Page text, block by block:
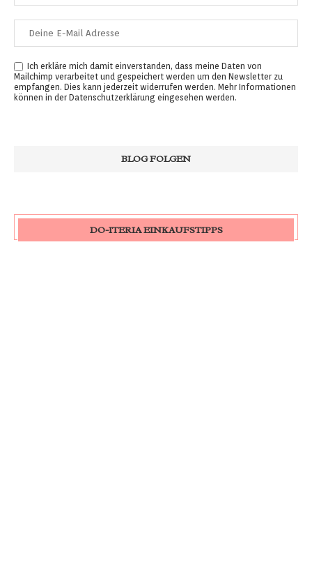
Ich erkläre mich damit einverstanden, dass meine Daten von
Mailchimp verarbeitet und gespeichert werden um den Newsletter zu
empfangen. Dies kann jederzeit widerrufen werden. Mehr Informationen
können in der Datenschutzerklärung eingesehen werden.
DO-ITERIA EINKAUFSTIPPS